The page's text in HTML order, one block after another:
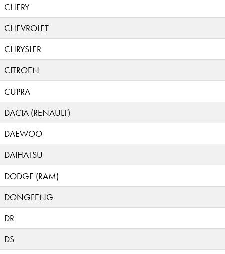
CHERY
CHEVROLET
CHRYSLER
CITROEN
CUPRA
DACIA (RENAULT)
DAEWOO
DAIHATSU
DODGE (RAM)
DONGFENG
DR
DS